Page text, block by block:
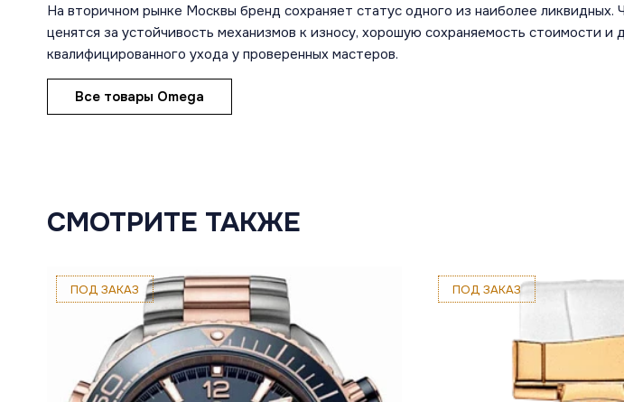
На вторичном рынке Москвы бренд сохраняет статус одного из наиболее ликвидных.
ценятся за устойчивость механизмов к износу, хорошую сохраняемость стоимости и
квалифицированного ухода у проверенных мастеров.
Все товары Omega
СМОТРИТЕ ТАКЖЕ
ПОД ЗАКАЗ ПОД ЗАКАЗ